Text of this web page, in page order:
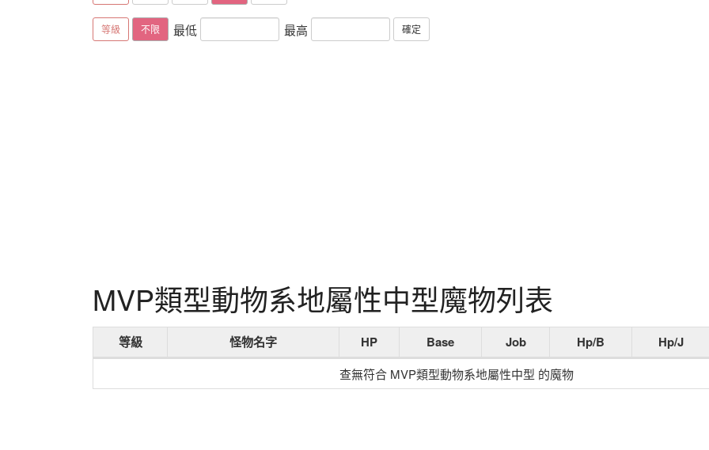
等級 不限 最低 最高 確定
MVP類型動物系地屬性中型魔物列表
等級 怪物名字 HP Base Job Hp/B Hp/J
查無符合 MVP類型動物系地屬性中型 的魔物